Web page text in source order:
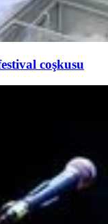
coşkusu